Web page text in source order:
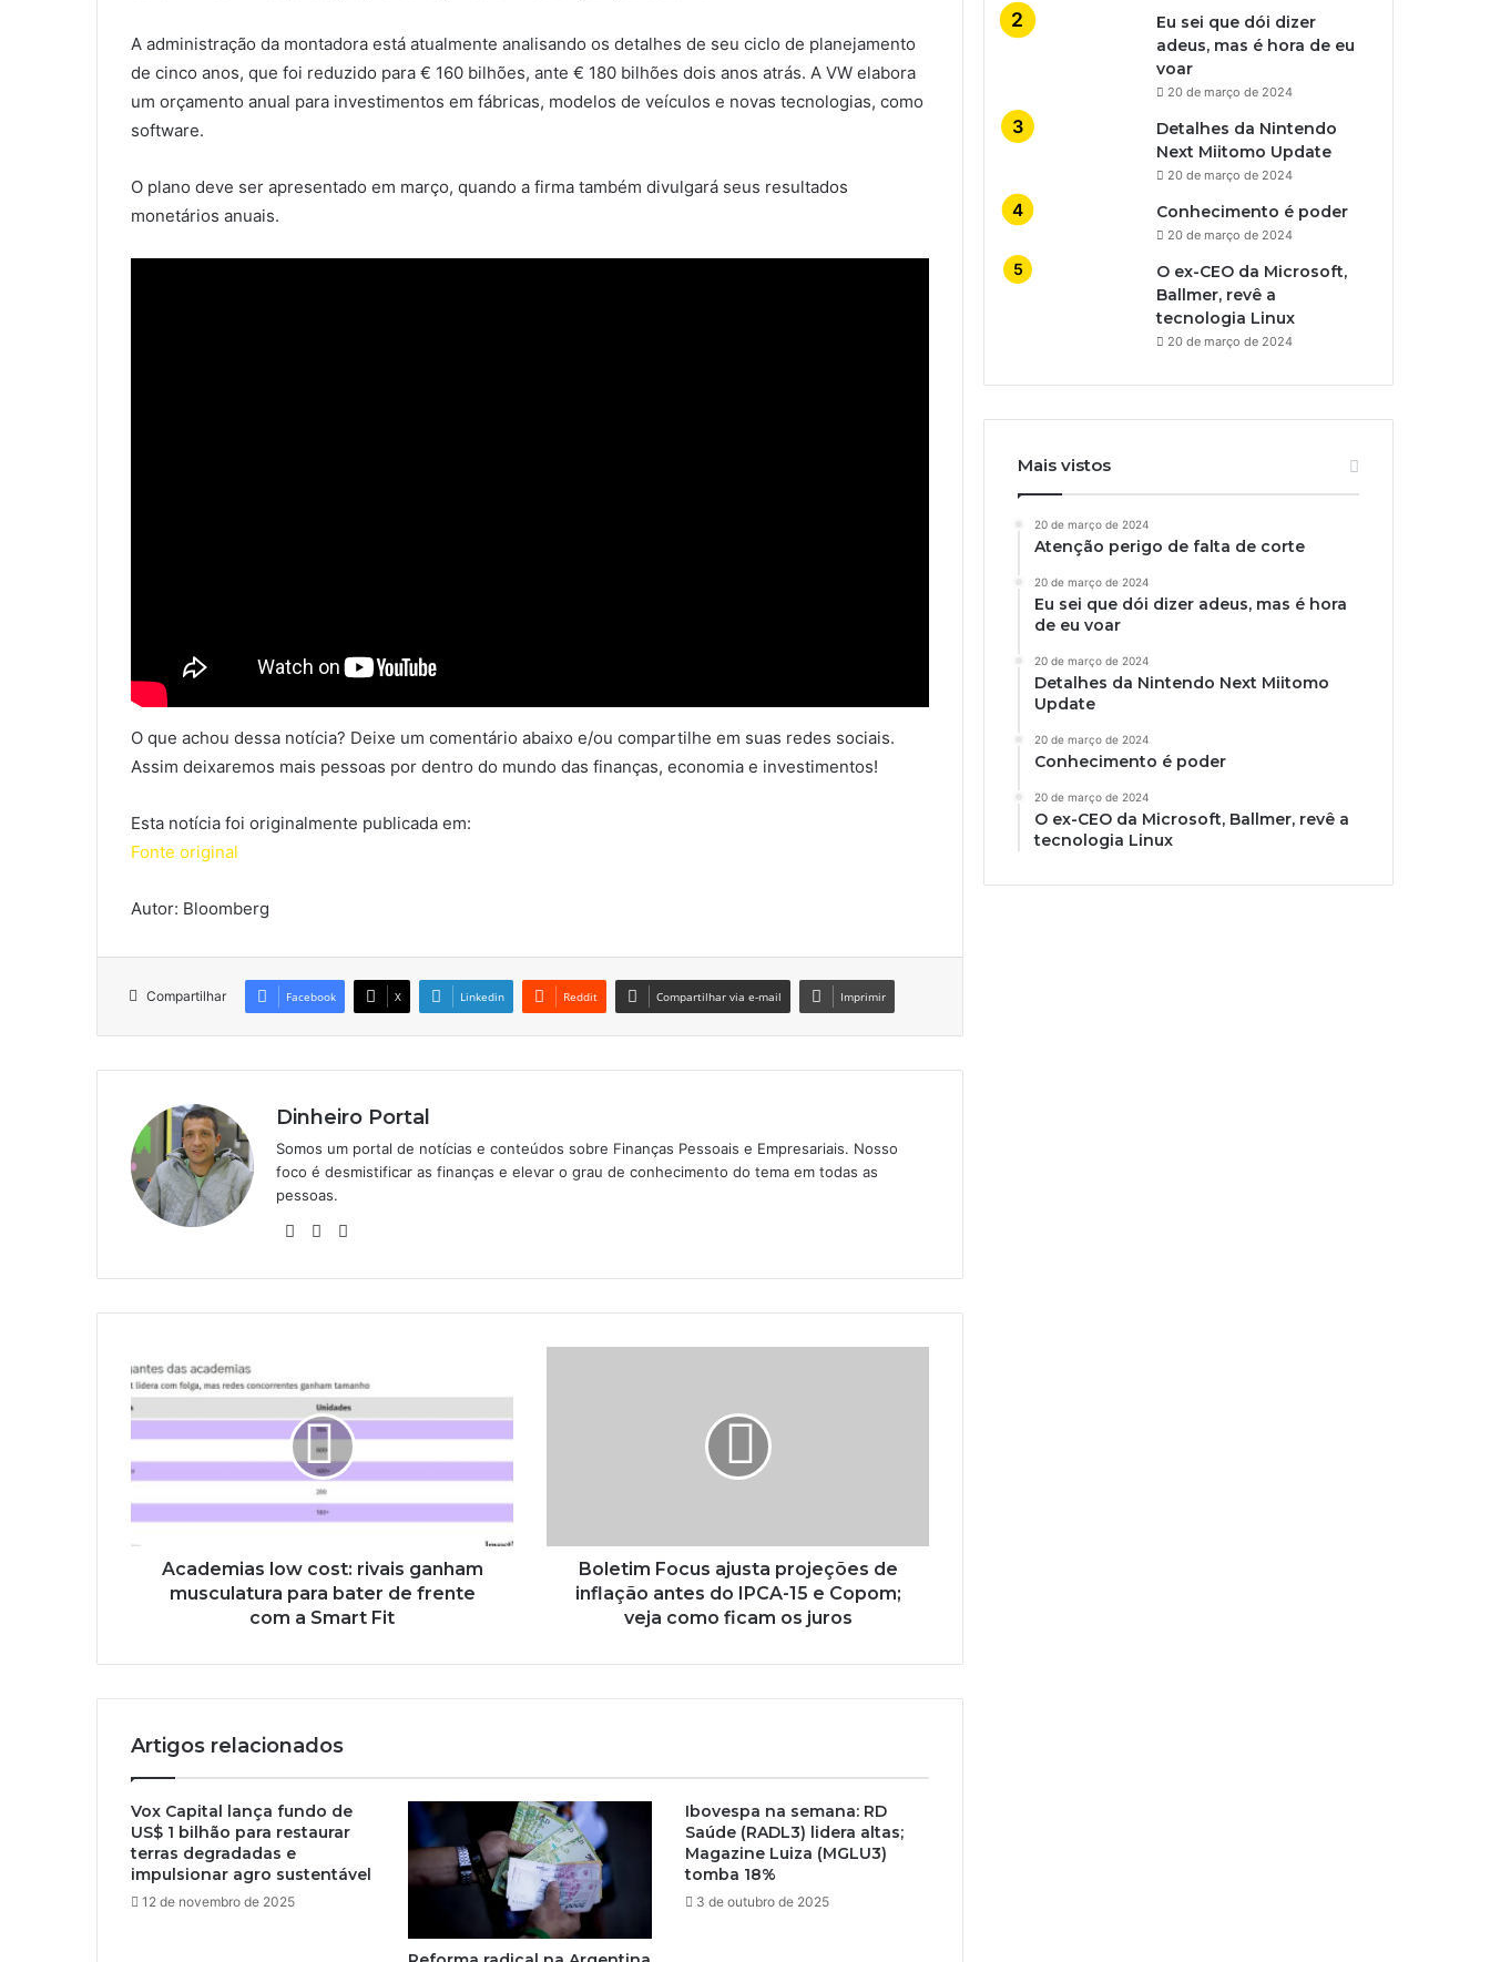
A administração da montadora está atualmente analisando os detalhes de seu ciclo de planejamento
de cinco anos, que foi reduzido para € 160 bilhões, ante € 180 bilhões dois anos atrás. A VW elabora
um orçamento anual para investimentos em fábricas, modelos de veículos e novas tecnologias, como
software.
O plano deve ser apresentado em março, quando a firma também divulgará seus resultados
monetários anuais.
O que achou dessa notícia? Deixe um comentário abaixo e/ou compartilhe em suas redes sociais.
Assim deixaremos mais pessoas por dentro do mundo das finanças, economia e investimentos!
Esta notícia foi originalmente publicada em:
Fonte original
Autor: Bloomberg
Compartilhar Facebook X Linkedin Reddit Compartilhar via e-mail Imprimir
Dinheiro Portal
Somos um portal de notícias e conteúdos sobre Finanças Pessoais e Empresariais. Nosso
foco é desmistificar as finanças e elevar o grau de conhecimento do tema em todas as
pessoas.
WebsiteLinkedin
Academias low cost: rivais ganham
musculatura para bater de frente
com a Smart Fit
Boletim Focus ajusta projeções de
inflação antes do IPCA-15 e Copom;
veja como ficam os juros
Artigos relacionados
Vox Capital lança fundo de
US$ 1 bilhão para restaurar
terras degradadas e
impulsionar agro sustentável
12 de novembro de 2025
Ibovespa na semana: RD
Saúde (RADL3) lidera altas;
Magazine Luiza (MGLU3)
tomba 18%
3 de outubro de 2025
Eu sei que dói dizer
adeus, mas é hora de eu
voar
20 de março de 2024
Detalhes da Nintendo
Next Miitomo Update
20 de março de 2024
Conhecimento é poder
20 de março de 2024
O ex-CEO da Microsoft,
Ballmer, revê a
tecnologia Linux
20 de março de 2024
Mais vistos
20 de março de 2024
Atenção perigo de falta de corte
20 de março de 2024
Eu sei que dói dizer adeus, mas é hora
de eu voar
20 de março de 2024
Detalhes da Nintendo Next Miitomo
Update
20 de março de 2024
Conhecimento é poder
20 de março de 2024
O ex-CEO da Microsoft, Ballmer, revê a
tecnologia Linux